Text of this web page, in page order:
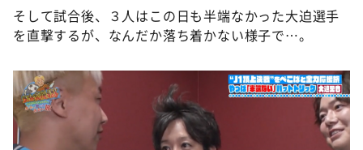
そして試合後、３人はこの日も半端なかった大迫選手
を直撃するが、なんだか落ち着かない様子で…。